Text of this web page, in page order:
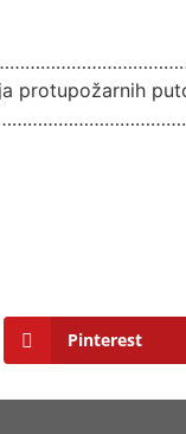
protupožarnih
Pinterest